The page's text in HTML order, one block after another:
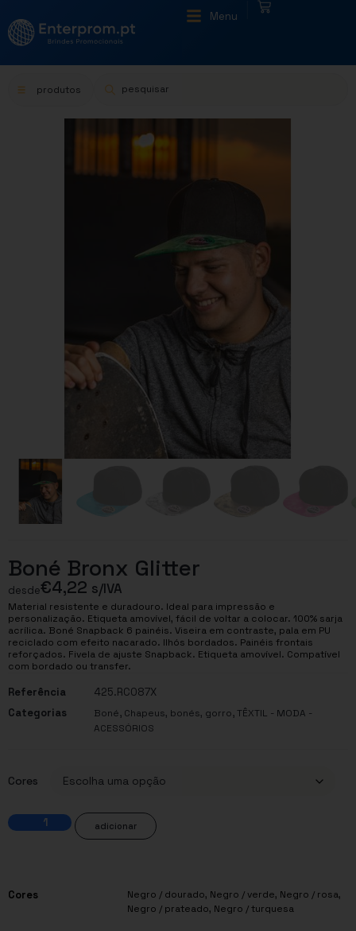
Menu
produtos
Boné Bronx Glitter
desde€4,22 s/IVA
Material resistente e duradouro. Ideal para impressão e
personalização. Etiqueta amovível, fácil de voltar a colocar. 100% sarja
acrílica. Boné Snapback 6 painéis. Viseira em contraste, pala em PU
reciclado com efeito nacarado. Ilhós bordados. Painéis frontais
reforçados. Fivela de ajuste Snapback. Etiqueta amovível. Compatível
com bordado ou transfer.
Referência
425.RC087X
Categorias
Boné, Chapeus, bonés, gorro,TÊXTIL - MODA -
ACESSÓRIOS
Cores
adicionar
Cores
Negro / dourado, Negro / verde, Negro / rosa,
Negro / prateado, Negro / turquesa